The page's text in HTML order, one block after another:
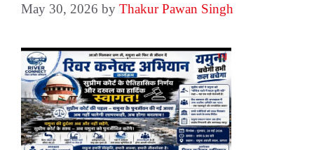
May 30, 2026 by Thakur Pawan Singh